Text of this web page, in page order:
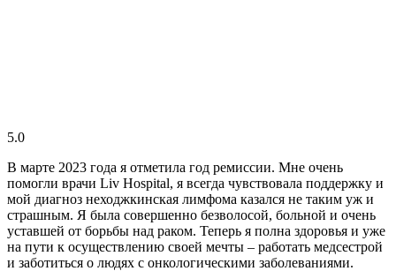
5.0
В марте 2023 года я отметила год ремиссии. Мне очень
помогли врачи Liv Hospital, я всегда чувствовала поддержку и
мой диагноз неходжкинская лимфома казался не таким уж и
страшным. Я была совершенно безволосой, больной и очень
уставшей от борьбы над раком. Теперь я полна здоровья и уже
на пути к осуществлению своей мечты – работать медсестрой
и заботиться о людях с онкологическими заболеваниями.